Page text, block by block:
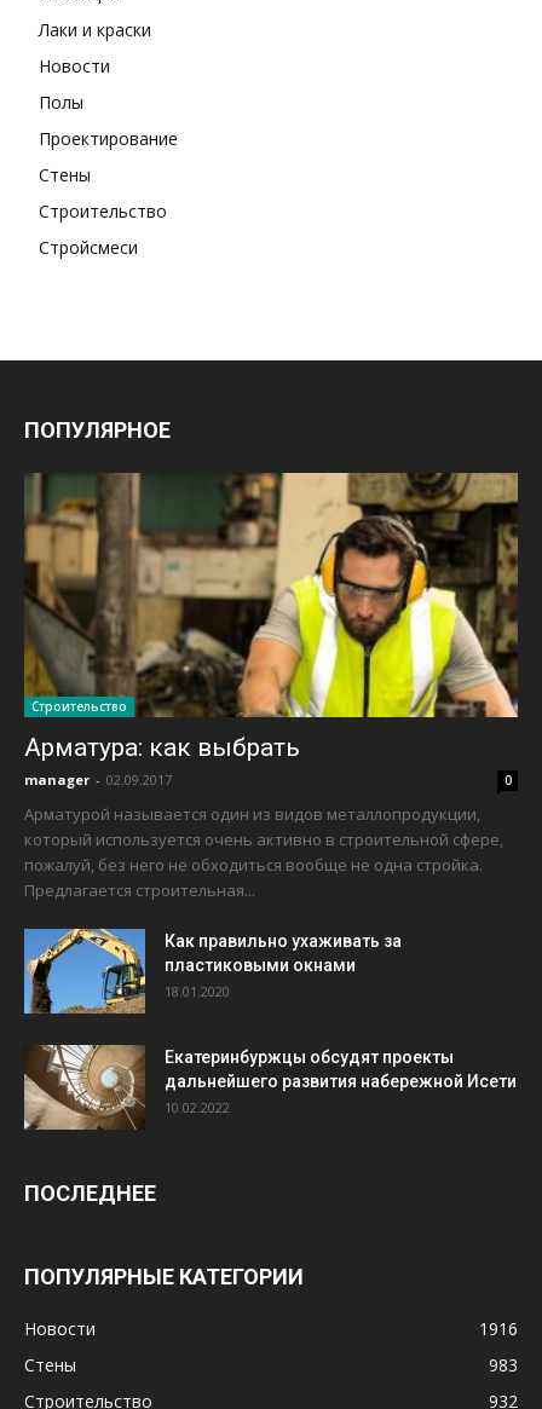
Лаки и краски
Новости
Полы
Проектирование
Стены
Строительство
Стройсмеси
ПОПУЛЯРНОЕ
Строительство
Арматура: как выбрать
manager - 02.09.2017 0
Арматурой называется один из видов металлопродукции,
который используется очень активно в строительной сфере,
пожалуй, без него не обходиться вообще не одна стройка.
Предлагается строительная...
Как правильно ухаживать за
пластиковыми окнами
18.01.2020
Екатеринбуржцы обсудят проекты
дальнейшего развития набережной Исети
10.02.2022
ПОСЛЕДНЕЕ
ПОПУЛЯРНЫЕ КАТЕГОРИИ
Новости
1916
Стены
983
Строительство
932